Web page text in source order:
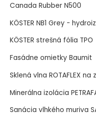
Canada Rubber N500
KÖSTER NB1 Grey -
KÖSTER strešná fólia TPO
Fasádne omietky Baumit
Sklená vlna ROTAFLEX
Minerálna izolácia
Sanácia vlhkého muriva